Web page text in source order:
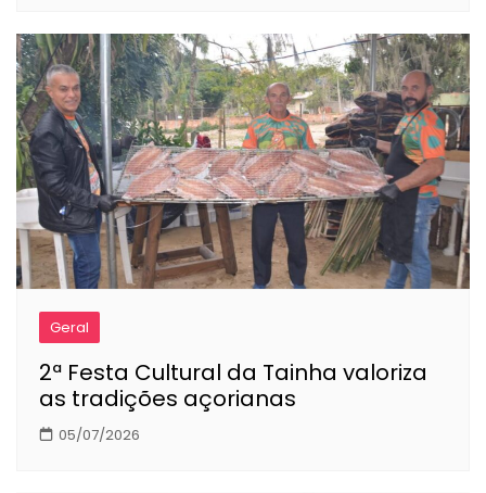
Geral
2ª Festa Cultural da Tainha valoriza
as tradições açorianas
05/07/2026